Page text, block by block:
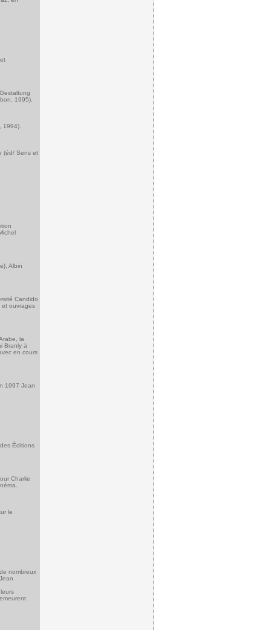
1995).
1994).
(éd/ Sens et
Albin
Candido
et ouvrages
la
Branly à
en cours
1997 Jean
Éditions
Charlie
le
nombreux